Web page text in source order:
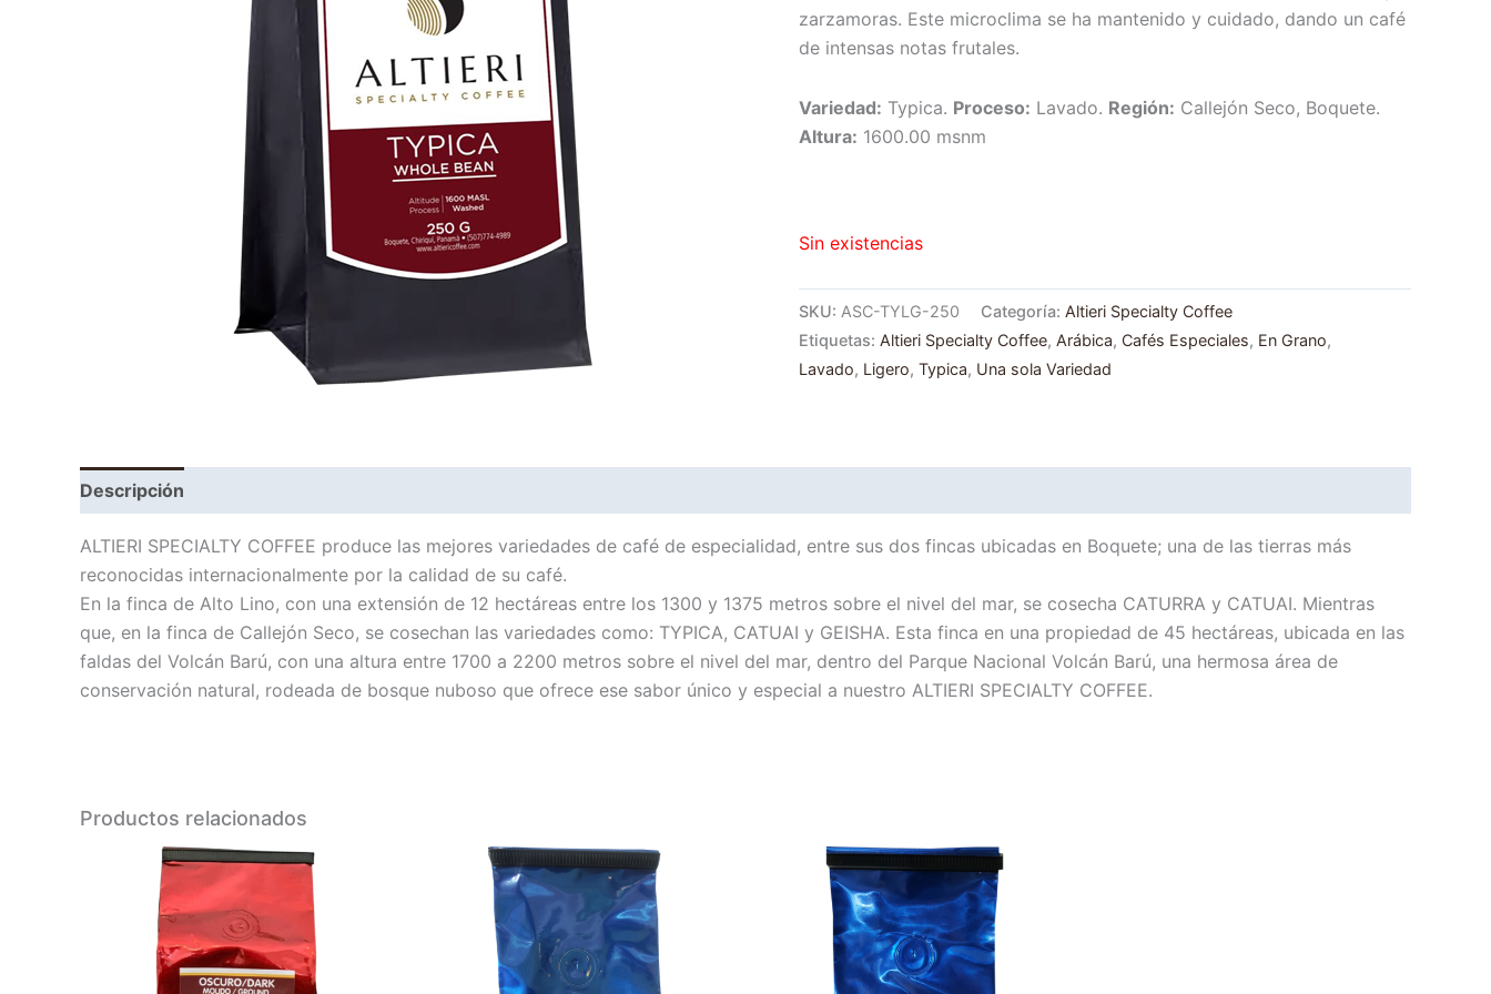
zarzamoras. Este microclima se ha mantenido y cuidado, dando un café
de intensas notas frutales.
Variedad: Typica. Proceso: Lavado. Región: Callejón Seco, Boquete.
Altura: 1600.00 msnm
Sin existencias
SKU: ASC-TYLG-250 Categoría: Altieri Specialty Coffee
Etiquetas: Altieri Specialty Coffee, Arábica, Cafés Especiales, En Grano,
Lavado, Ligero, Typica, Una sola Variedad
Descripción
ALTIERI SPECIALTY COFFEE produce las mejores variedades de café de especialidad, entre sus dos fincas ubicadas en Boquete; una de las tierras más
reconocidas internacionalmente por la calidad de su café.
En la finca de Alto Lino, con una extensión de 12 hectáreas entre los 1300 y 1375 metros sobre el nivel del mar, se cosecha CATURRA y CATUAI. Mientras
que, en la finca de Callejón Seco, se cosechan las variedades como: TYPICA, CATUAI y GEISHA. Esta finca en una propiedad de 45 hectáreas, ubicada en las
faldas del Volcán Barú, con una altura entre 1700 a 2200 metros sobre el nivel del mar, dentro del Parque Nacional Volcán Barú, una hermosa área de
conservación natural, rodeada de bosque nuboso que ofrece ese sabor único y especial a nuestro ALTIERI SPECIALTY COFFEE.
Productos relacionados
Este
producto
tiene
múltiples
variantes.
Este
producto
tiene
múltiples
variantes.
Este
producto
tiene
múltiples
variantes.